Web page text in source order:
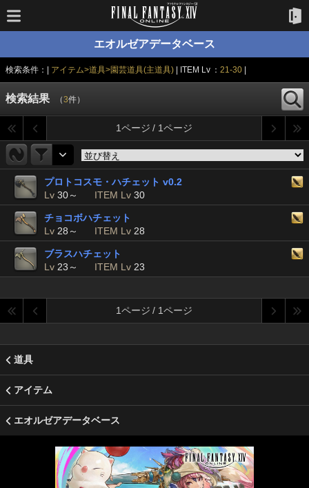
エオルゼアデータベース
検索条件：| アイテム>道具>園芸道具(主道具) | ITEM Lv ：21-30
検索結果 （3件）
1ページ / 1ページ
プロトコスモ・ハチェット v0.2
Lv 30～ ITEM Lv 30
チョコボハチェット
Lv 28～ ITEM Lv 28
ブラスハチェット
Lv 23～ ITEM Lv 23
1ページ / 1ページ
道具
アイテム
エオルゼアデータベース